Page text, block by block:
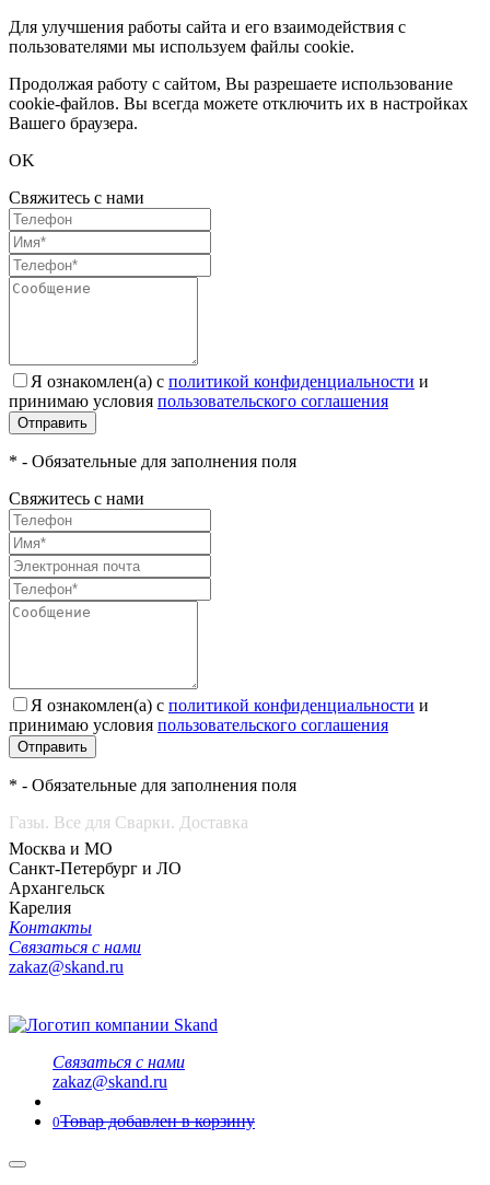
Для улучшения работы сайта и его взаимодействия с
пользователями мы используем файлы cookie.
Продолжая работу с сайтом, Вы разрешаете использование
cookie-файлов. Вы всегда можете отключить их в настройках
Вашего браузера.
OK
Свяжитесь с нами
Я ознакомлен(а) с политикой конфиденциальности и
принимаю условия пользовательского соглашения
Отправить
* - Обязательные для заполнения поля
Свяжитесь с нами
Я ознакомлен(а) с политикой конфиденциальности и
принимаю условия пользовательского соглашения
Отправить
* - Обязательные для заполнения поля
Газы. Все для Сварки. Доставка
Москва и МО
Санкт-Петербург и ЛО
Архангельск
Карелия
Контакты
Связаться с нами
zakaz@skand.ru
Связаться с нами
zakaz@skand.ru
0Товар добавлен в корзину